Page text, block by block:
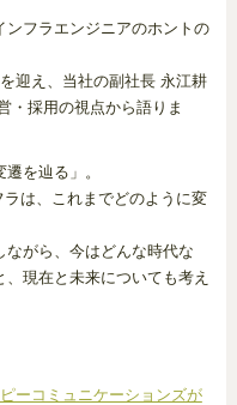
フラエンジニアのホントの
迎え、当社の副社長 永江耕
・採用の視点から語りま
を辿る」。
は、これまでどのように変
ながら、今はどんな時代な
現在と未来についても考え
ーコミュニケーションズが